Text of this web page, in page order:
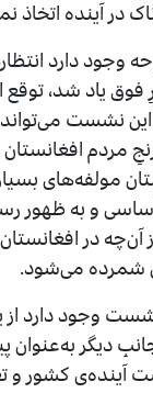
آینده اتخاذ
وجود دارد
یاد شد،
این نشست
مردم
مولفه‌های بسیار
و به ظهور
آن‌چه در
شمرده می‌شود.
نشست وجود دارد
دیگر به‌عنوان
آینده‌ی کشور